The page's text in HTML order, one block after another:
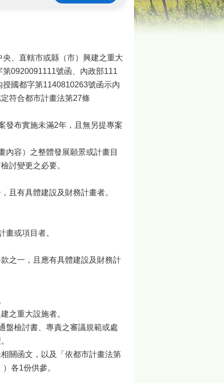
、直轄市或縣（市）興建之重大
0920091111號函、內政部111
國都字第1140810263號函示內
符合都市計畫法第27條
發布實施未滿2年，且無另提專案
內容）之整體發展願景或計畫目
討變更之必要。
且有具體建設及財務計畫者。
畫或項目者。
之一，且應有具體建設及財務計
之重大設施者。
盤檢討書、專責之審議規範或處
關函文，以及「依都市計畫法第
各1份供參。